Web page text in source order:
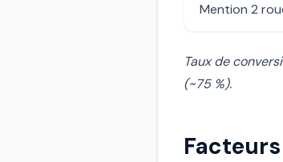
Mention 2
Taux de
(~75 %).